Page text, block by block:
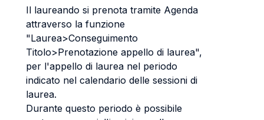
Il laureando si prenota tramite Agenda
attraverso la funzione
"Laurea>Conseguimento
Titolo>Prenotazione appello di laurea",
per l'appello di laurea nel periodo
indicato nel calendario delle sessioni di
laurea.
Durante questo periodo è possibile